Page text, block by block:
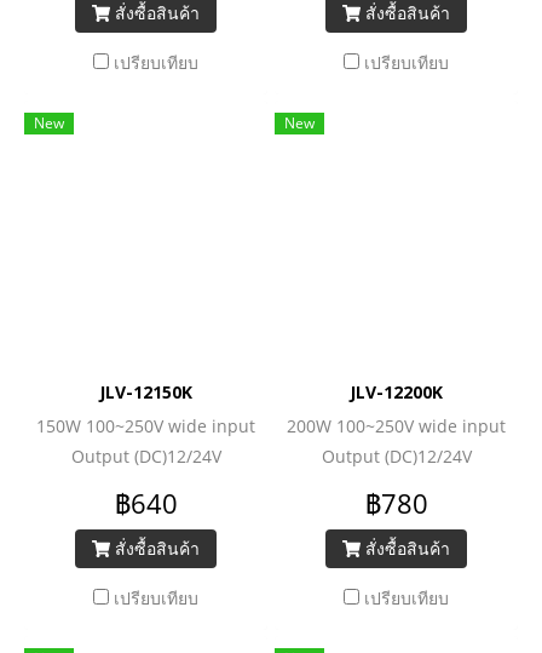
สั่งซื้อสินค้า
เปรียบเทียบ
สั่งซื้อสินค้า
เปรียบเทียบ
New
JLV-12150K
150W 100~250V wide input
Output (DC)12/24V
12.5A/6.25
฿640
สั่งซื้อสินค้า
เปรียบเทียบ
New
JLV-12200K
200W 100~250V wide input
Output (DC)12/24V
16.7A/8.33A
฿780
สั่งซื้อสินค้า
เปรียบเทียบ